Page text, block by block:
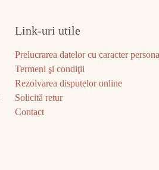
Link-uri utile
Prelucrarea datelor cu caracter
Termeni şi condiţii
Rezolvarea disputelor online
Solicită retur
Contact